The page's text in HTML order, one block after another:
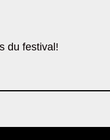
du festival!